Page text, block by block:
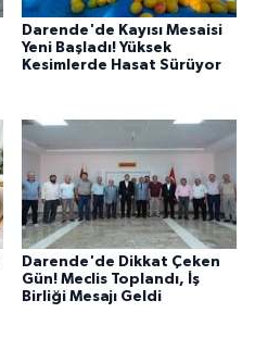
Darende'de Kayısı Mesaisi
Yeni Başladı! Yüksek
Kesimlerde Hasat Sürüyor
Darende'de Dikkat Çeken
Gün! Meclis Toplandı, İş
Birliği Mesajı Geldi